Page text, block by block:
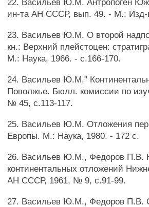
22. Васильев Ю.М. Антропоген
ин-та АН СССР, вып. 49. - М.:
23. Васильев Ю.М. О второй
кн.: Верхний плейстоцен:
М.: Наука, 1966. - с.166-170.
24. Васильев Ю.М."
Поволжье. Бюлл. комиссии по
№ 45, с.113-117.
25. Васильев Ю.М. Отложения
Европы. М.: Наука, 1980. - 172 с.
26. Васильев Ю.М., Федоров П.В.
континентальных отложений
АН СССР, 1961, № 9, с.91-99.
27. Васильев Ю.М., Федоров П.В.